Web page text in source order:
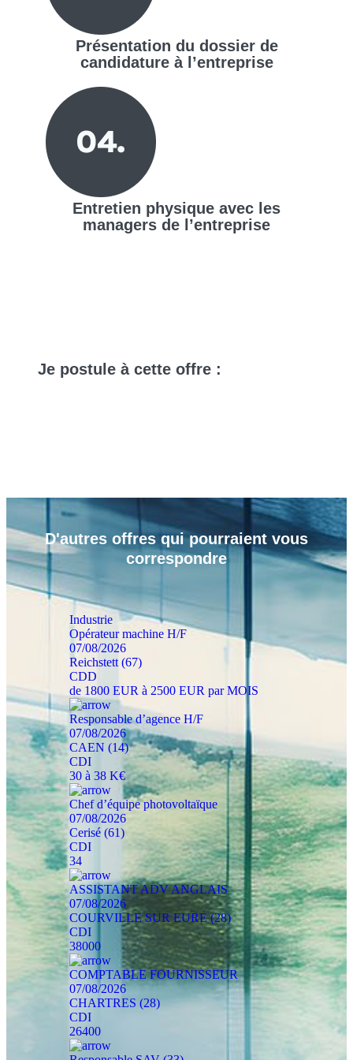
Présentation du dossier de
candidature à l’entreprise
Entretien physique avec les
managers de l’entreprise
Je postule à cette offre :
D'autres offres qui pourraient vous
correspondre
Industrie
Opérateur machine H/F
07/08/2026
Reichstett (67)
CDD
de 1800 EUR à 2500 EUR par MOIS
Responsable d’agence H/F
07/08/2026
CAEN (14)
CDI
30 à 38 K€
Chef d’équipe photovoltaïque
07/08/2026
Cerisé (61)
CDI
34
ASSISTANT ADV ANGLAIS
07/08/2026
COURVILLE SUR EURE (28)
CDI
38000
COMPTABLE FOURNISSEUR
07/08/2026
CHARTRES (28)
CDI
26400